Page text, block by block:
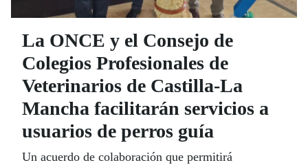
La ONCE y el Consejo de
Colegios Profesionales de
Veterinarios de Castilla-La
Mancha facilitarán servicios a
usuarios de perros guía
Un acuerdo de colaboración que permitirá